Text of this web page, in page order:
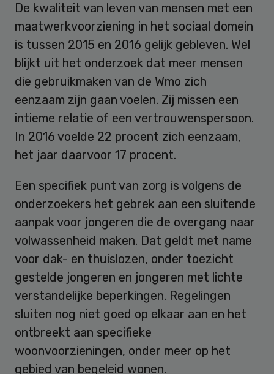
De kwaliteit van leven van mensen met een
maatwerkvoorziening in het sociaal domein
is tussen 2015 en 2016 gelijk gebleven. Wel
blijkt uit het onderzoek dat meer mensen
die gebruikmaken van de Wmo zich
eenzaam zijn gaan voelen. Zij missen een
intieme relatie of een vertrouwenspersoon.
In 2016 voelde 22 procent zich eenzaam,
het jaar daarvoor 17 procent.
Een specifiek punt van zorg is volgens de
onderzoekers het gebrek aan een sluitende
aanpak voor jongeren die de overgang naar
volwassenheid maken. Dat geldt met name
voor dak- en thuislozen, onder toezicht
gestelde jongeren en jongeren met lichte
verstandelijke beperkingen. Regelingen
sluiten nog niet goed op elkaar aan en het
ontbreekt aan specifieke
woonvoorzieningen, onder meer op het
gebied van begeleid wonen.